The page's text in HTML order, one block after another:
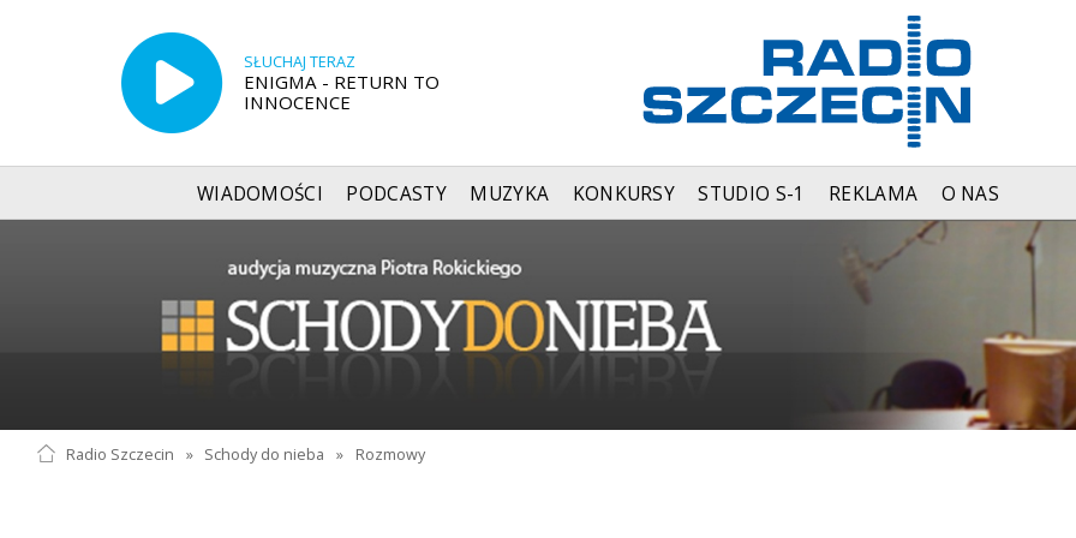
SŁUCHAJ TERAZ
ENIGMA - RETURN TO
INNOCENCE
WIADOMOŚCI PODCASTY MUZYKA KONKURSY STUDIO S-1 REKLAMA O NAS
Radio Szczecin » Schody do nieba » Rozmowy